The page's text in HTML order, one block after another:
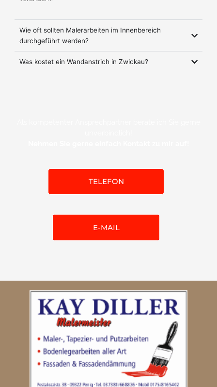
Wie oft sollten Malerarbeiten im Innenbereich
durchgeführt werden?
Was kostet ein Wandanstrich in Zwickau?
TELEFON
E-MAIL